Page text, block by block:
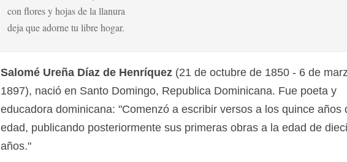
con flores y hojas de la llanura
deja que adorne tu libre hogar.
Salomé Ureña Díaz de Henríquez (21 de octubre de 1850 - 6 de
1897), nació en Santo Domingo, Republica Dominicana. Fue poeta y
educadora dominicana: "Comenzó a escribir versos a los quince años
edad, publicando posteriormente sus primeras obras a la edad de
años."